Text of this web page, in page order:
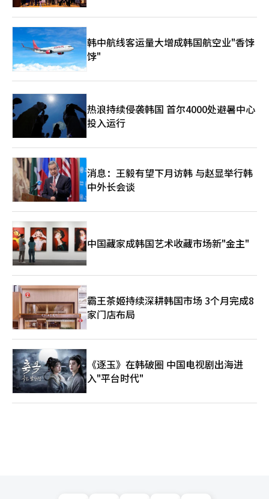
韩中航线客运量大增成韩国航空业"香饽
饽"
热浪持续侵袭韩国 首尔4000处避暑中心
投入运行
消息：王毅有望下月访韩 与赵显举行韩
中外长会谈
中国藏家成韩国艺术收藏市场新"金主"
霸王茶姬持续深耕韩国市场 3个月完成8
家门店布局
《逐玉》在韩破圈 中国电视剧出海进
入"平台时代"